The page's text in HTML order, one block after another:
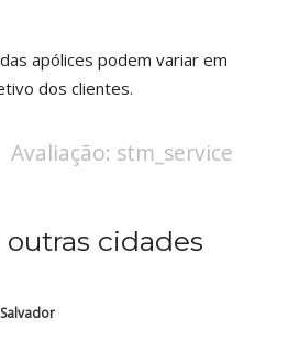
apólices podem variar em
dos clientes.
Avaliação: stm_service
cidades